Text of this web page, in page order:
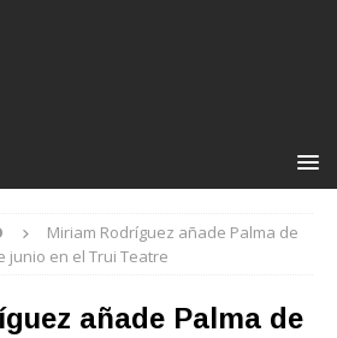
Miriam Rodríguez añade Palma de
junio en el Trui Teatre
añade Palma de